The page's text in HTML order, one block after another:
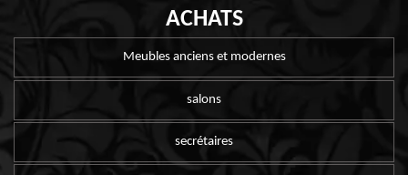
ACHATS
Meubles anciens et modernes
salons
secrétaires